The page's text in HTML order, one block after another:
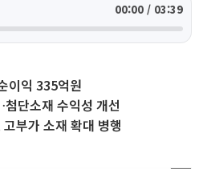
00:00 / 03:39
이익 335억원
단소재 수익성 개선
부가 소재 확대 병행